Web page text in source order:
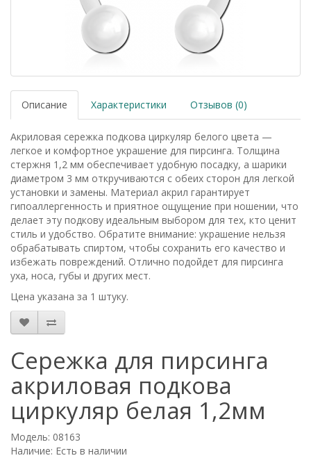
Описание Характеристики Отзывов (0)
Акриловая сережка подкова циркуляр белого цвета —
легкое и комфортное украшение для пирсинга. Толщина
стержня 1,2 мм обеспечивает удобную посадку, а шарики
диаметром 3 мм откручиваются с обеих сторон для легкой
установки и замены. Материал акрил гарантирует
гипоаллергенность и приятное ощущение при ношении, что
делает эту подкову идеальным выбором для тех, кто ценит
стиль и удобство. Обратите внимание: украшение нельзя
обрабатывать спиртом, чтобы сохранить его качество и
избежать повреждений. Отлично подойдет для пирсинга
уха, носа, губы и других мест.
Цена указана за 1 штуку.
Сережка для пирсинга
акриловая подкова
циркуляр белая 1,2мм
Модель: 08163
Наличие: Есть в наличии